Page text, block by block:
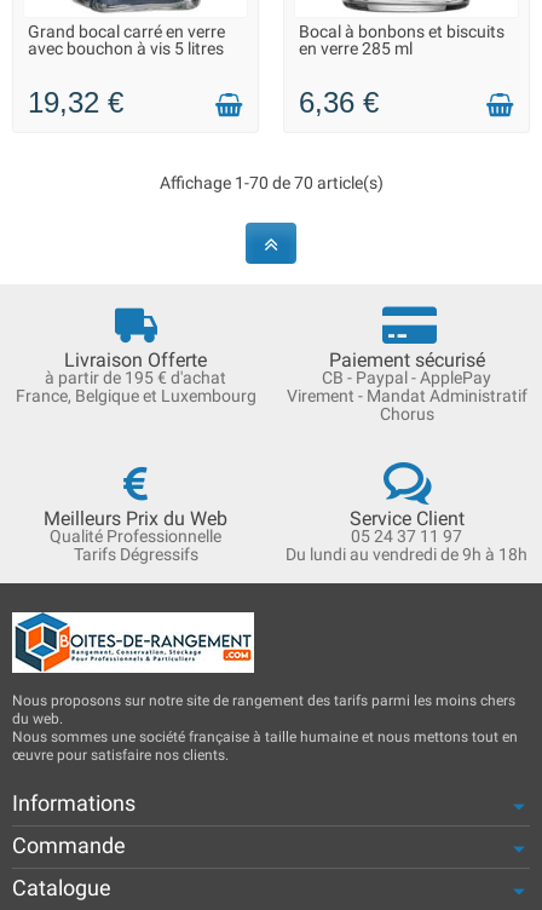
EN STOCK DANS 7 JOURS -
VOUS POUVEZ COMMANDER
Grand bocal carré en verre
avec bouchon à vis 5 litres
19,32 €
LIVRAISON 2 À 3 JOURS
Bocal à bonbons et biscuits
en verre 285 ml
6,36 €
Affichage 1-70 de 70 article(s)
Livraison Offerte
à partir de 195 € d'achat
France, Belgique et Luxembourg
Paiement sécurisé
CB - Paypal - ApplePay
Virement - Mandat Administratif
Chorus
Meilleurs Prix du Web
Qualité Professionnelle
Tarifs Dégressifs
Service Client
05 24 37 11 97
Du lundi au vendredi de 9h à 18h
Nous proposons sur notre site de rangement des tarifs parmi les moins chers
du web.
Nous sommes une société française à taille humaine et nous mettons tout en
œuvre pour satisfaire nos clients.
Informations
Commande
Catalogue